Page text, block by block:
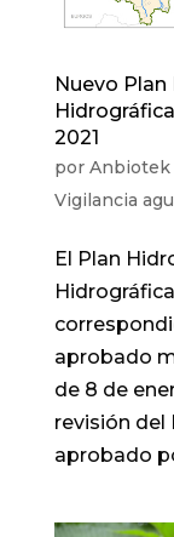
Nuevo
2021
por Anbiotek
Vigilancia
El Plan
aprobado
de 8 de
revisión del
aprobado